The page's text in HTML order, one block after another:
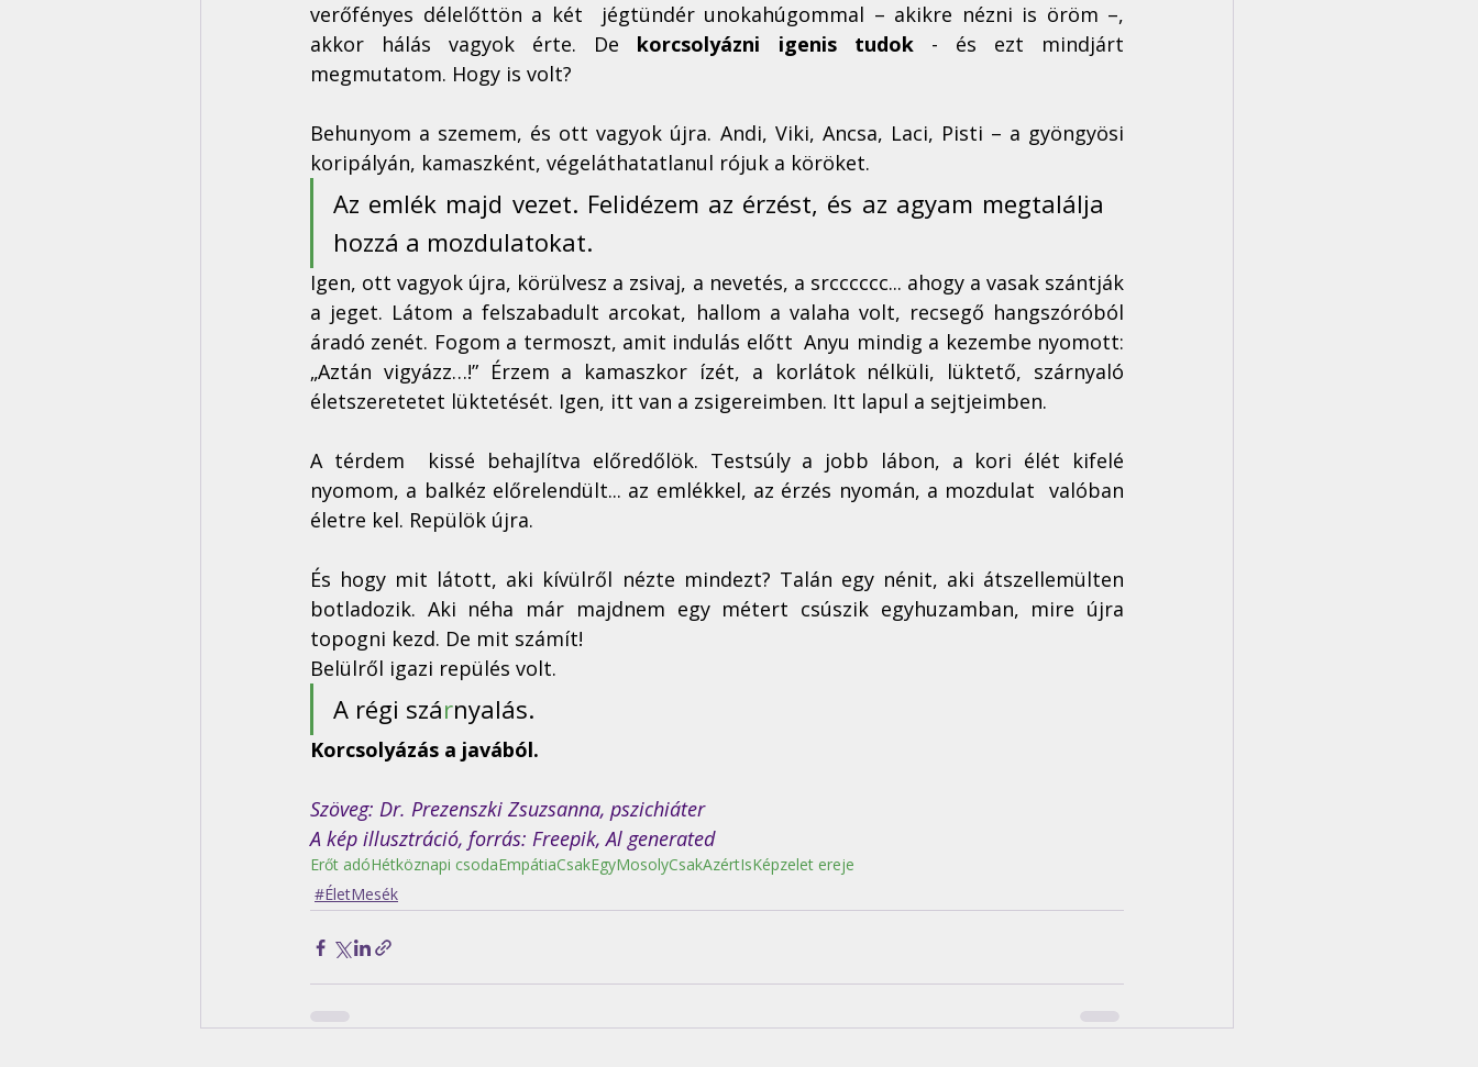
verőfényes délelőttön a két  jégtündér unokahúgommal – akikre nézni is öröm –,
akkor hálás vagyok érte. De korcsolyázni igenis tudok - és ezt mindjárt
megmutatom. Hogy is volt?
Behunyom a szemem, és ott vagyok újra. Andi, Viki, Ancsa, Laci, Pisti – a gyöngyösi
koripályán, kamaszként, végeláthatatlanul rójuk a köröket.
Az emlék majd vezet. Felidézem az érzést, és az agyam megtalálja
hozzá a mozdulatokat.
Igen, ott vagyok újra, körülvesz a zsivaj, a nevetés, a srcccccc... ahogy a vasak szántják
a jeget. Látom a felszabadult arcokat, hallom a valaha volt, recsegő hangszóróból
áradó zenét. Fogom a termoszt, amit indulás előtt  Anyu mindig a kezembe nyomott:
„Aztán vigyázz…!” Érzem a kamaszkor ízét, a korlátok nélküli, lüktető, szárnyaló
életszeretetet lüktetését. Igen, itt van a zsigereimben. Itt lapul a sejtjeimben.
A térdem  kissé behajlítva előredőlök. Testsúly a jobb lábon, a kori élét kifelé
nyomom, a balkéz előrelendült... az emlékkel, az érzés nyomán, a mozdulat  valóban
életre kel. Repülök újra.
És hogy mit látott, aki kívülről nézte mindezt? Talán egy nénit, aki átszellemülten
botladozik. Aki néha már majdnem egy métert csúszik egyhuzamban, mire újra
topogni kezd. De mit számít!
Belülről igazi repülés volt.
A régi szárnyalás.
Korcsolyázás a javából.
Szöveg: Dr. Prezenszki Zsuzsanna, pszichiáter
A kép illusztráció, forrás: Freepik, Al generated
Erőt adóHétköznapi csodaEmpátiaCsakEgyMosolyCsakAzértIsKépzelet ereje
#ÉletMesék